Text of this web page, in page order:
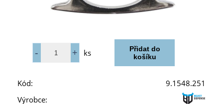
ks
Kód:
9.1548.251
Výrobce: